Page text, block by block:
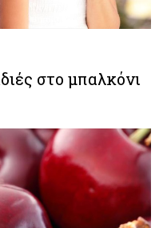
στο μπαλκόνι